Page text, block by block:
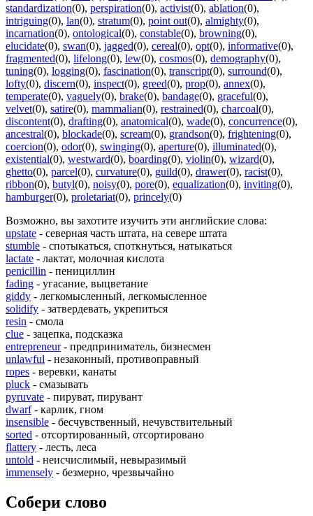
standardization(0), perspiration(0), activist(0), ablation(0),
intriguing(0), lan(0), stratum(0), point out(0), almighty(0),
incarnation(0), ontological(0), constable(0), browning(0),
elucidate(0), swan(0), jagged(0), cereal(0), opt(0), informative(0),
fragmented(0), lifelong(0), lew(0), cosmos(0), demography(0),
tuning(0), logging(0), fascination(0), transcript(0), surround(0),
lofty(0), discern(0), inspect(0), greed(0), prop(0), annex(0),
temperate(0), vaguely(0), brake(0), bandage(0), graceful(0),
velvet(0), satire(0), mammalian(0), restrained(0), charcoal(0),
discontent(0), drafting(0), anatomical(0), wade(0), concurrence(0),
ancestral(0), blockade(0), scream(0), grandson(0), frightening(0),
coercion(0), odor(0), swinging(0), aperture(0), illuminated(0),
existential(0), westward(0), boarding(0), violin(0), wizard(0),
ghetto(0), parcel(0), curvature(0), guild(0), drawer(0), racist(0),
ribbon(0), butyl(0), noisy(0), pore(0), equalization(0), inviting(0),
hamburger(0), proletariat(0), princely(0)
Возможно, вы захотите изучить эти английские слова:
upstate - северная часть штата, на севере штата
stumble - спотыкаться, споткнуться, натыкаться
lactate - лактат, молочная кислота
penicillin - пенициллин
fading - угасание, выцветание
giddy - легкомысленный, легкомысленное
solidify - затвердевать, укрепиться
resin - смола
clue - зацепка, подсказка
entrepreneur- предприниматель, бизнесмен
unlawful - незаконный, противоправный
ropes - веревки, канаты
pluck - смазывать
pyruvate - пируват, пирувант
dwarf- карлик, гном
insensible - бесчувственный, нечувствительный
sorted - отсортированный, отсортировано
flattery - лесть, леса
untold - неисчислимый, невыразимый
immensely - безмерно, чрезвычайно
Собери слово